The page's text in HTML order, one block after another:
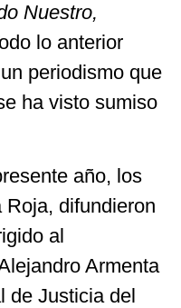
Nuestro,
lo anterior
periodismo que
ha visto sumiso
año, los
Roja, difundieron
al
Armenta
de Justicia del